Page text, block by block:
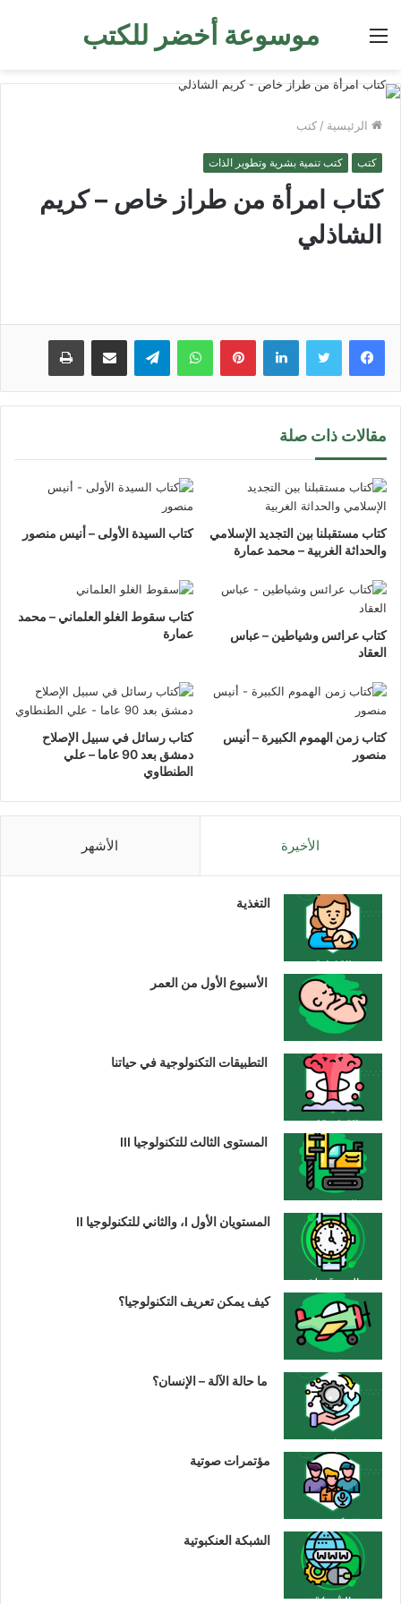
موسوعة أخضر للكتب القائمة
الرئيسية / كتب
كتب كتب تنمية بشرية وتطوير الذات
كتاب امرأة من طراز خاص – كريم
الشاذلي
لينكدإن بينتيريستواتساب تيلقرام مشاركة عبر البريد طباعة
مقالات ذات صلة
كتاب مستقبلنا بين التجديد الإسلامي
والحداثة الغربية – محمد عمارة
كتاب السيدة الأولى – أنيس منصور
كتاب عرائس وشياطين – عباس
العقاد
كتاب سقوط الغلو العلماني – محمد
عمارة
كتاب زمن الهموم الكبيرة – أنيس
منصور
كتاب رسائل في سبيل الإصلاح
دمشق بعد 90 عاما – علي
الطنطاوي
الأخيرة الأشهر
التغذية
الأسبوع الأول من العمر
التطبيقات التكنولوجية في حياتنا
المستوى الثالث للتكنولوجيا III
المستويان الأول I، والثاني للتكنولوجيا II
كيف يمكن تعريف التكنولوجيا؟
ما حالة الآلة – الإنسان؟
مؤتمرات صوتية
الشبكة العنكبوتية